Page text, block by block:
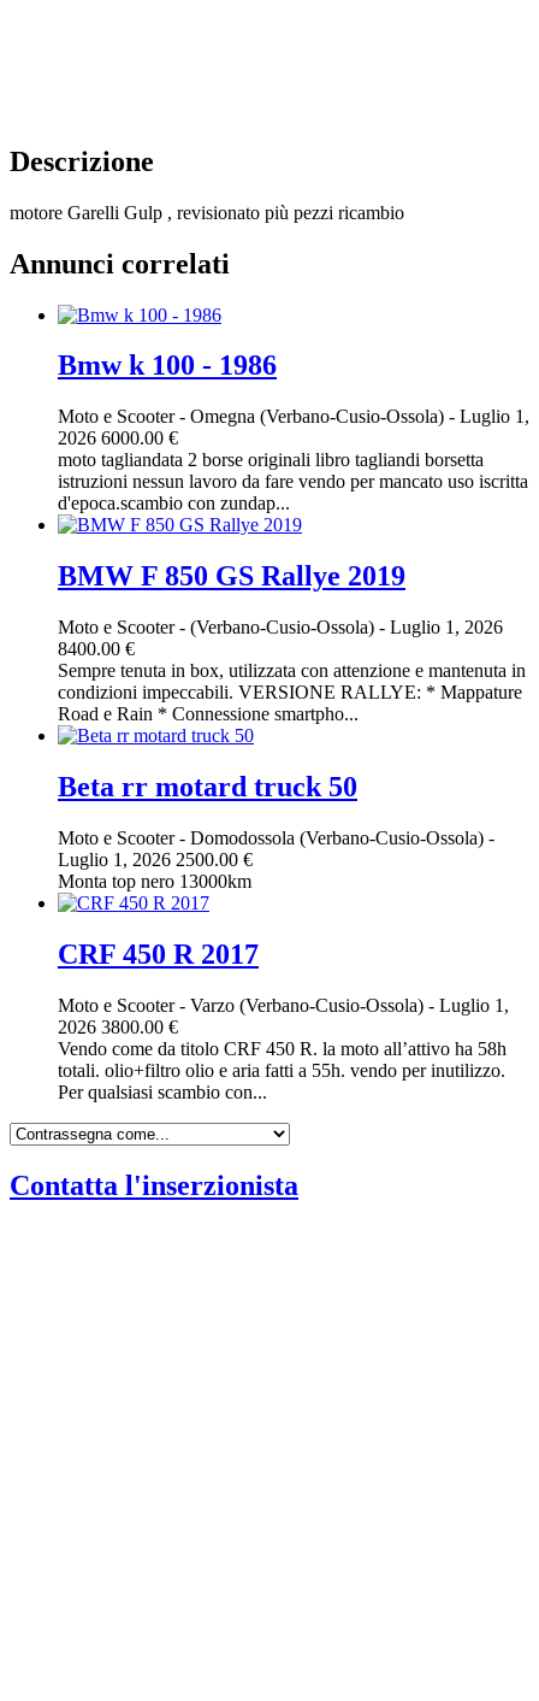
Descrizione
motore Garelli Gulp , revisionato più pezzi ricambio
Annunci correlati
Bmw k 100 - 1986
Moto e Scooter- Omegna (Verbano-Cusio-Ossola) - Luglio 1,
2026 6000.00 €
moto tagliandata 2 borse originali libro tagliandi borsetta
istruzioni nessun lavoro da fare vendo per mancato uso iscritta
d'epoca.scambio con zundap...
BMW F 850 GS Rallye 2019
Moto e Scooter- (Verbano-Cusio-Ossola) - Luglio 1, 2026
8400.00 €
Sempre tenuta in box, utilizzata con attenzione e mantenuta in
condizioni impeccabili. VERSIONE RALLYE: * Mappature
Road e Rain * Connessione smartpho...
Beta rr motard truck 50
Moto e Scooter- Domodossola (Verbano-Cusio-Ossola) -
Luglio 1, 2026 2500.00 €
Monta top nero 13000km
CRF 450 R 2017
Moto e Scooter- Varzo (Verbano-Cusio-Ossola) - Luglio 1,
2026 3800.00 €
Vendo come da titolo CRF 450 R. la moto all’attivo ha 58h
totali. olio+filtro olio e aria fatti a 55h. vendo per inutilizzo.
Per qualsiasi scambio con...
Contatta l'inserzionista